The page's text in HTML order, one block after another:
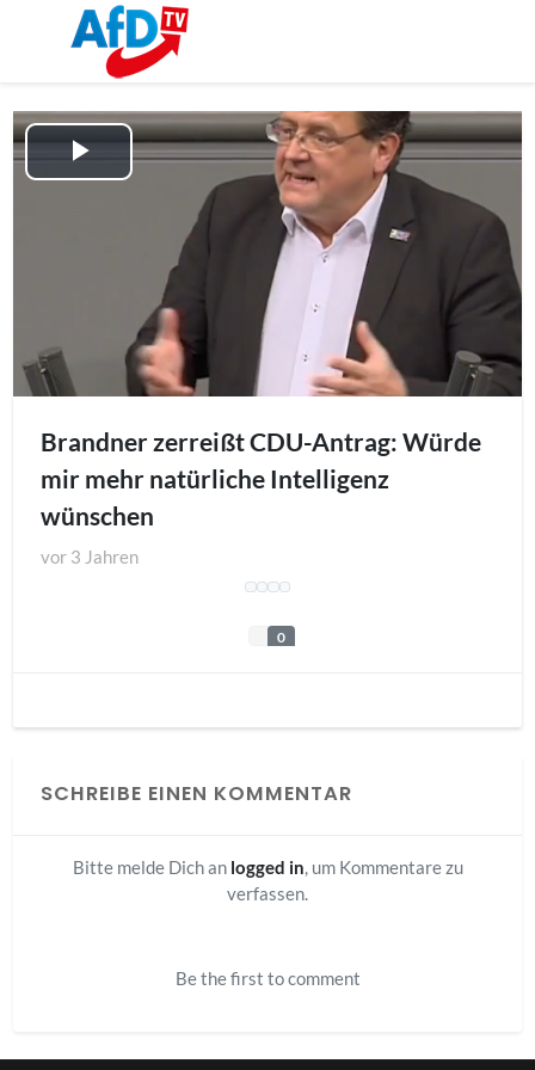
Play
Brandner zerreißt CDU-Antrag: Würde
mir mehr natürliche Intelligenz
wünschen
vor 3 Jahren
0
SCHREIBE EINEN KOMMENTAR
Bitte melde Dich an logged in, um Kommentare zu
verfassen.
Be the first to comment